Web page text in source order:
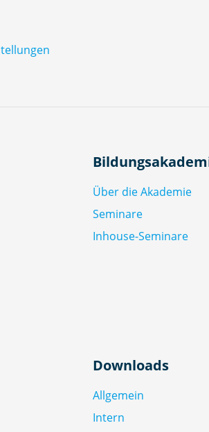
Über die Akademie
Seminare
Inhouse-Seminare
Downloads
Allgemein
Intern